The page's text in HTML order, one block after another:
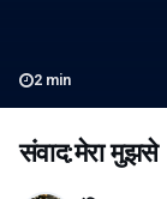
2 min
संवाद:मेरा मुझसे